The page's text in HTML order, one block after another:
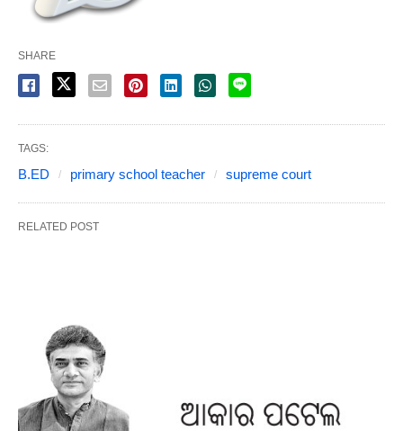
SHARE
TAGS:
B.ED primary school teacher supreme court
RELATED POST